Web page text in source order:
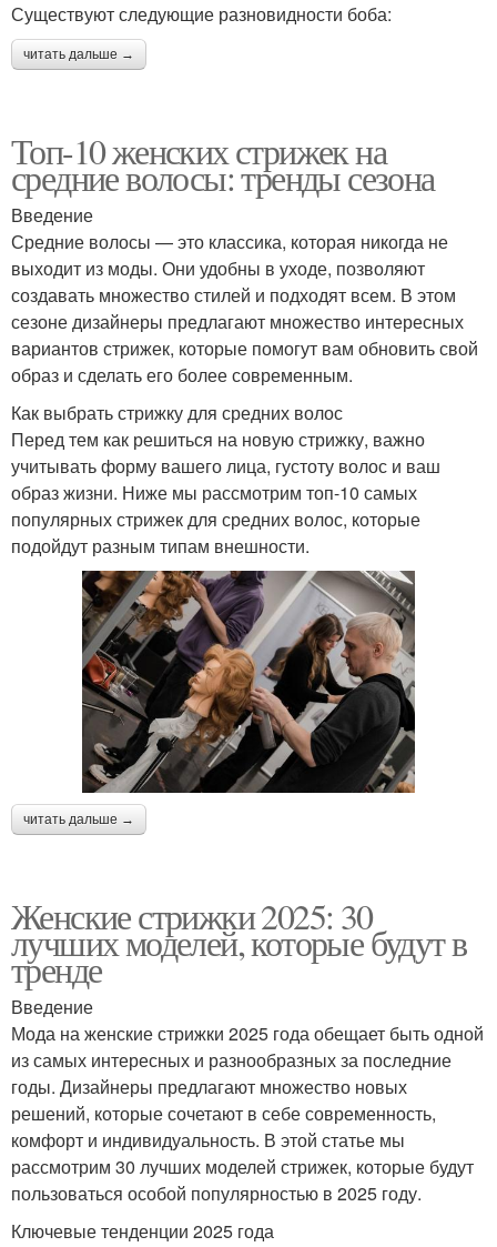
Существуют следующие разновидности боба:
читать дальше →
Топ-10 женских стрижек на
средние волосы: тренды сезона
Введение
Средние волосы — это классика, которая никогда не
выходит из моды. Они удобны в уходе, позволяют
создавать множество стилей и подходят всем. В этом
сезоне дизайнеры предлагают множество интересных
вариантов стрижек, которые помогут вам обновить свой
образ и сделать его более современным.
Как выбрать стрижку для средних волос
Перед тем как решиться на новую стрижку, важно
учитывать форму вашего лица, густоту волос и ваш
образ жизни. Ниже мы рассмотрим топ-10 самых
популярных стрижек для средних волос, которые
подойдут разным типам внешности.
читать дальше →
Женские стрижки 2025: 30
лучших моделей, которые будут в
тренде
Введение
Мода на женские стрижки 2025 года обещает быть одной
из самых интересных и разнообразных за последние
годы. Дизайнеры предлагают множество новых
решений, которые сочетают в себе современность,
комфорт и индивидуальность. В этой статье мы
рассмотрим 30 лучших моделей стрижек, которые будут
пользоваться особой популярностью в 2025 году.
Ключевые тенденции 2025 года